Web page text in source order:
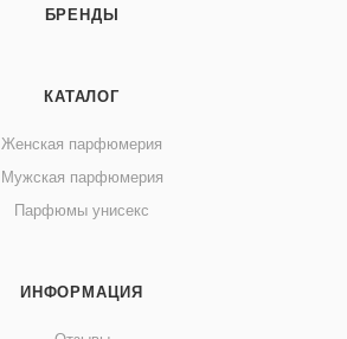
БРЕНДЫ
КАТАЛОГ
Женская парфюмерия
Мужская парфюмерия
Парфюмы унисекс
ИНФОРМАЦИЯ